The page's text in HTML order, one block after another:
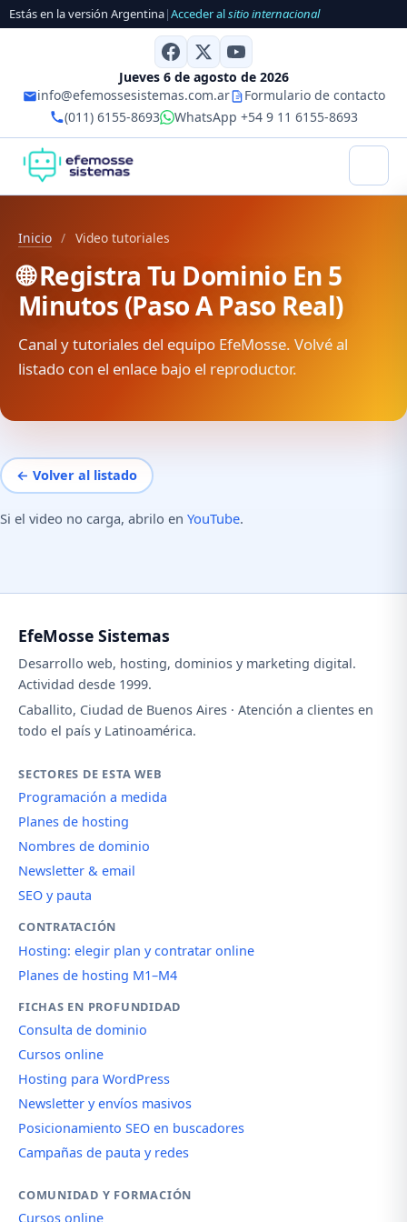
Estás en la versión Argentina|Acceder alsitio internacional
Jueves 6 de agosto de 2026
info@efemossesistemas.com.ar
Formulario de contacto
(011) 6155-8693
WhatsApp +54 9 11 6155-8693
Inicio / Video tutoriales
🌐 Registra Tu Dominio En 5
Minutos (Paso A Paso Real)
Canal y tutoriales del equipo EfeMosse. Volvé al
listado con el enlace bajo el reproductor.
← Volver al listado
Si el video no carga, abrilo en YouTube.
EfeMosse Sistemas
Desarrollo web, hosting, dominios y marketing digital.
Actividad desde 1999.
Caballito, Ciudad de Buenos Aires · Atención a clientes en
todo el país y Latinoamérica.
SECTORES DE ESTA WEB
Programación a medida
Planes de hosting
Nombres de dominio
Newsletter & email
SEO y pauta
CONTRATACIÓN
Hosting: elegir plan y contratar online
Planes de hosting M1–M4
FICHAS EN PROFUNDIDAD
Consulta de dominio
Cursos online
Hosting para WordPress
Newsletter y envíos masivos
Posicionamiento SEO en buscadores
Campañas de pauta y redes
COMUNIDAD Y FORMACIÓN
Cursos online